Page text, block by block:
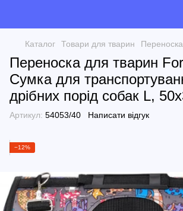
Каталог Товари для тварин
Переноска для тварин
Сумка для
дрібних порід собак L,
Артикул: 54053/40 Написати відгук
−12%